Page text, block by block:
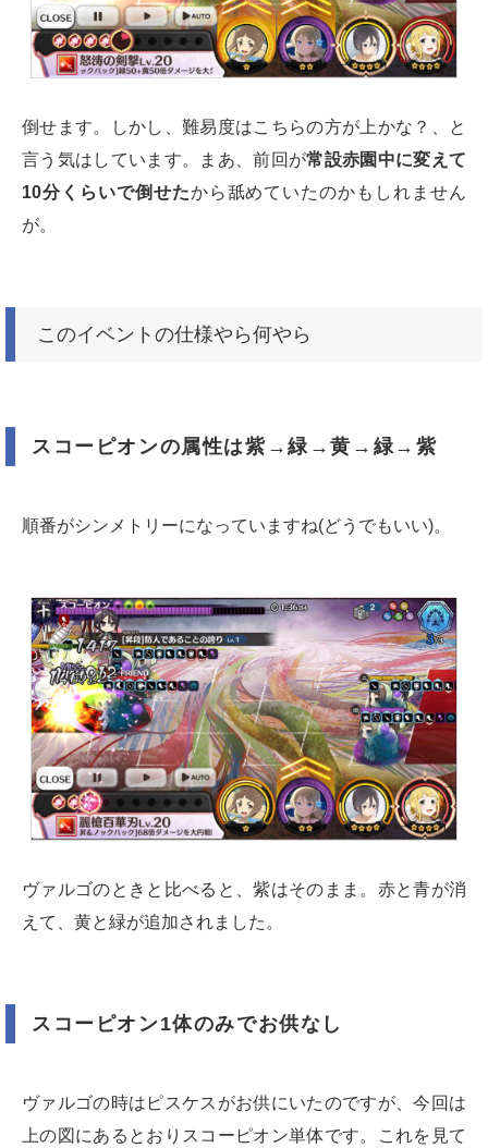
倒せます。しかし、難易度はこちらの方が上かな？、と
言う気はしています。まあ、前回が常設赤園中に変えて
10分くらいで倒せたから舐めていたのかもしれません
が。
このイベントの仕様やら何やら
スコーピオンの属性は紫→緑→黄→緑→紫
順番がシンメトリーになっていますね(どうでもいい)。
ヴァルゴのときと比べると、紫はそのまま。赤と青が消
えて、黄と緑が追加されました。
スコーピオン1体のみでお供なし
ヴァルゴの時はピスケスがお供にいたのですが、今回は
上の図にあるとおりスコーピオン単体です。これを見て